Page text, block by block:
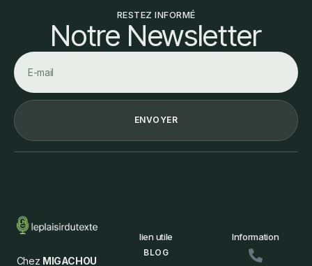
RESTEZ INFORMÉ
Notre Newsletter
ENVOYER
Chez MIGACHOU
lien utile
BLOG
Information